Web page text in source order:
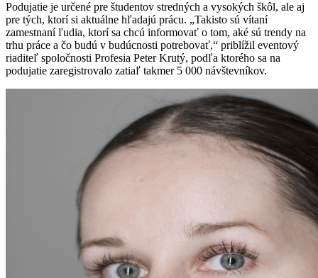
Podujatie je určené pre študentov stredných a vysokých škôl, ale aj
pre tých, ktorí si aktuálne hľadajú prácu. „Takisto sú vítaní
zamestnaní ľudia, ktorí sa chcú informovať o tom, aké sú trendy na
trhu práce a čo budú v budúcnosti potrebovať,“ priblížil eventový
riaditeľ spoločnosti Profesia Peter Krutý, podľa ktorého sa na
podujatie zaregistrovalo zatiaľ takmer 5 000 návštevníkov.